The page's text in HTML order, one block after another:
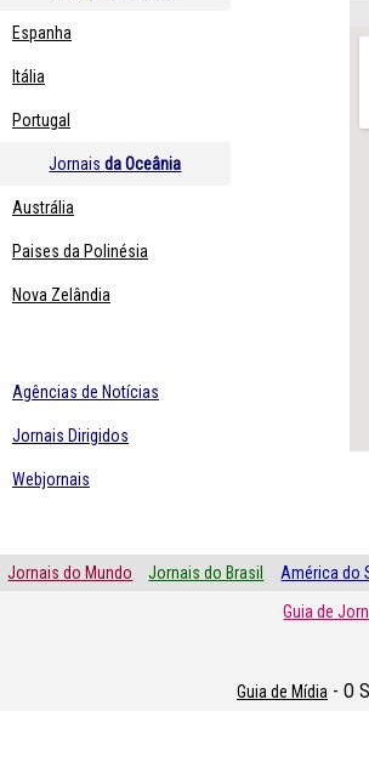
Espanha
Itália
Portugal
Jornaisda Oceânia
Austrália
Paises da Polinésia
Nova Zelândia
Agências de Notícias
Jornais Dirigidos
Webjornais
Jornais do Mundo Jornais do Brasil América do
Guia de
Guia de Mídia - O